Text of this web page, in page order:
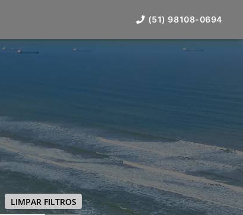
(51) 98108-0694
LIMPAR FILTROS